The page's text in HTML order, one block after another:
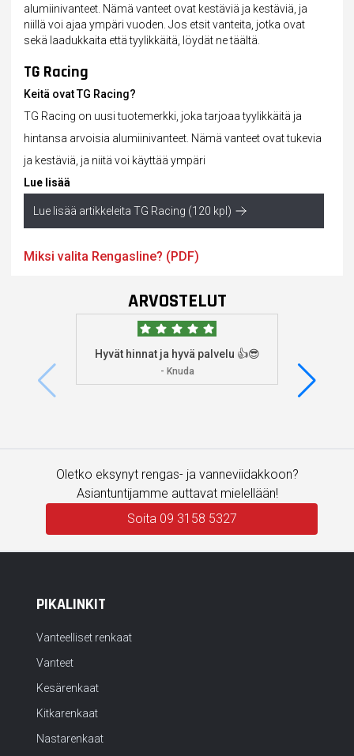
alumiinivanteet. Nämä vanteet ovat kestäviä ja kestäviä, ja
niillä voi ajaa ympäri vuoden. Jos etsit vanteita, jotka ovat
sekä laadukkaita että tyylikkäitä, löydät ne täältä.
TG Racing
Keitä ovat TG Racing?
TG Racing on uusi tuotemerkki, joka tarjoaa tyylikkäitä ja
hintansa arvoisia alumiinivanteet. Nämä vanteet ovat tukevia
ja kestäviä, ja niitä voi käyttää ympäri
Lue lisää
Lue lisää artikkeleita TG Racing (120 kpl)
Miksi valita Rengasline? (PDF)
ARVOSTELUT
Hyvät hinnat ja hyvä palvelu 👍😎
- Knuda
Oletko eksynyt rengas- ja vanneviidakkoon?
Asiantuntijamme auttavat mielellään!
Soita 09 3158 5327
PIKALINKIT
Vanteelliset renkaat
Vanteet
Kesärenkaat
Kitkarenkaat
Nastarenkaat